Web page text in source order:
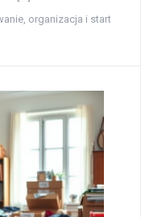
organizacja i start